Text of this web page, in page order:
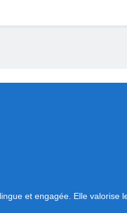
et engagée. Elle valorise